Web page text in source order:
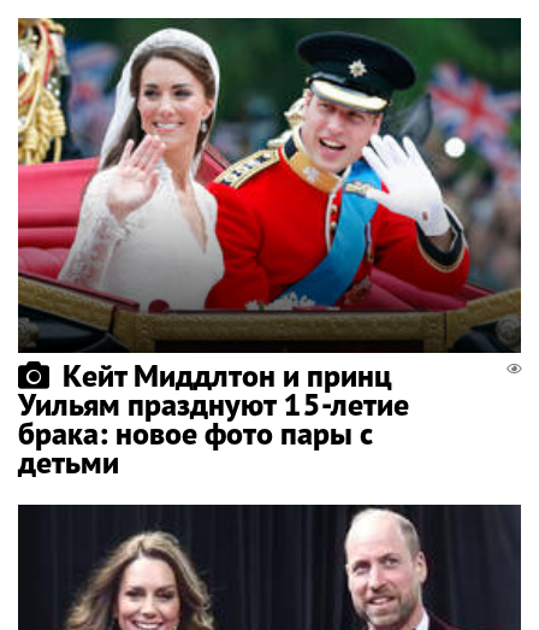
Кейт Миддлтон и принц
Уильям празднуют 15-летие
брака: новое фото пары с
детьми